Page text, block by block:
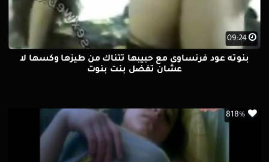
09:24
بنوته عود فرنساوى مع حبيبها تتناك من طيزها وكسها لا
عشان تفضل بنت بنوت
818%